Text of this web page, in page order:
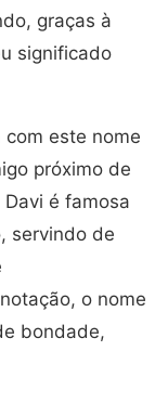
graças à
significado
este nome
próximo de
é famosa
servindo de
o nome
bondade,